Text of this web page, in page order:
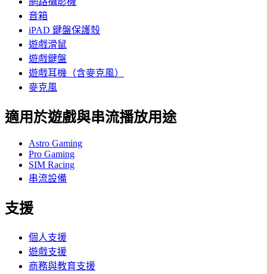
音箱
iPAD 鍵盤保護殼
遊戲滑鼠
遊戲鍵盤
遊戲耳機（含麥克風）
麥克風
適用於遊戲與串流播放用途
Astro Gaming
Pro Gaming
SIM Racing
串流設備
支援
個人支援
遊戲支援
商務與教育支援